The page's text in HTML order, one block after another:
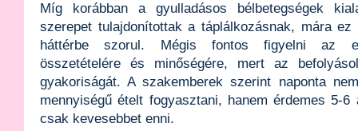
Míg korábban a gyulladásos bélbetegségek
szerepet tulajdonítottak a táplálkozásnak, mára
háttérbe szorul. Mégis fontos figyelni az
összetételére és minőségére, mert az
gyakoriságát. A szakemberek szerint naponta
mennyiségű ételt fogyasztani, hanem érdemes 5-6
csak kevesebbet enni.